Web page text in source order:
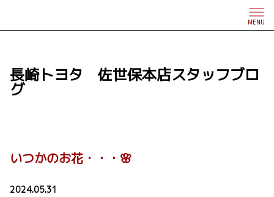
MENU
長崎トヨタ 佐世保本店スタッフブロ
グ
いつかのお花・・・🌸
2024.05.31